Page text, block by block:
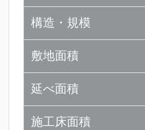
構造・規模
敷地面積
延べ面積
施工床面積